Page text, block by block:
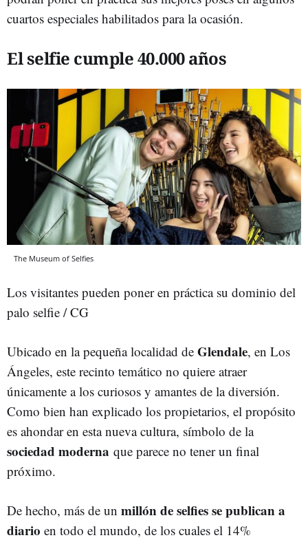
cuartos especiales habilitados para la ocasión.
El selfie cumple 40.000 años
The Museum of Selfies
Los visitantes pueden poner en práctica su dominio del
palo selfie / CG
Ubicado en la pequeña localidad de Glendale, en Los
Ángeles, este recinto temático no quiere atraer
únicamente a los curiosos y amantes de la diversión.
Como bien han explicado los propietarios, el propósito
es ahondar en esta nueva cultura, símbolo de la
sociedad moderna que parece no tener un final
próximo.
De hecho, más de un millón de selfies se publican a
diario en todo el mundo, de los cuales el 14%